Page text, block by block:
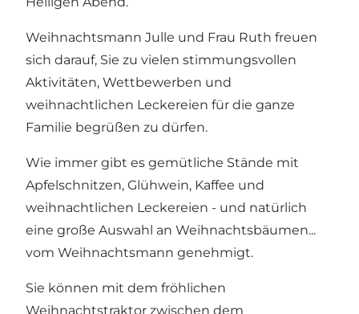
Weihnachtsmann Julle und Frau Ruth freuen
sich darauf, Sie zu vielen stimmungsvollen
Aktivitäten, Wettbewerben und
weihnachtlichen Leckereien für die ganze
Familie begrüßen zu dürfen.
Wie immer gibt es gemütliche Stände mit
Apfelschnitzen, Glühwein, Kaffee und
weihnachtlichen Leckereien - und natürlich
eine große Auswahl an Weihnachtsbäumen...
vom Weihnachtsmann genehmigt.
Sie können mit dem fröhlichen
Weihnachtstraktor zwischen dem